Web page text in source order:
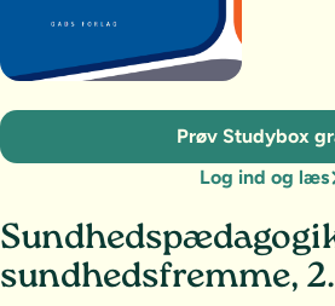
sundhedsfremme,
Prøv Studybox
Log ind og læs